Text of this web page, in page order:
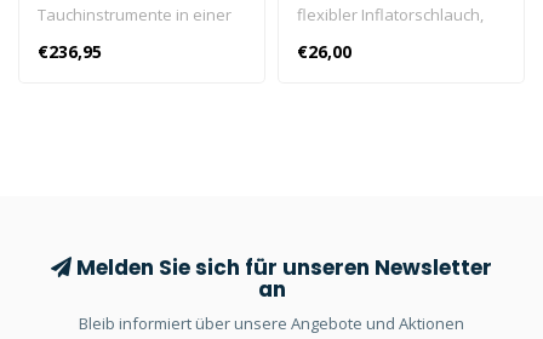
Tauchinstrumente in einer
sicheren, ergonomischen,
kompakten Konsole.
€236,95
flexibler Inflatorschlauch,
der in verschiedenen
Längen erhältlich ist.
€26,00
Melden Sie sich für unseren Newsletter
an
Bleib informiert über unsere Angebote und Aktionen